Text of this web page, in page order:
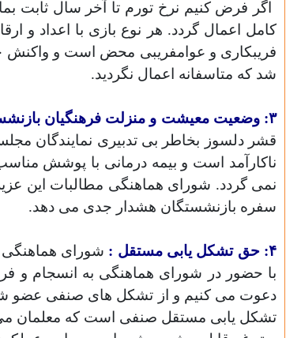
کامل اعمال گردد. هر نوع بازی با اعداد و
فریبکاری و عوامفریبی محض است و واکنش
شد که متاسفانه اعمال نگردید.
۳: وضعیت معیشت و منزلت فرهنگیان بازنشسته :
قشر دلسوز بخاطر بی تدبیری نمایندگان
ناکارآمد است و بیمه درمانی با پوشش
نمی گردد. شورای هماهنگی مطالبات این
سفره بازنشستگان هشدار جدی می دهد.
۴: حق تشکل یابی مستقل :
شورای هماهنگی
با حضور در شورای هماهنگی به انسجام و
دعوت می کنیم و از تشکل های صنفی عضو
تشکل یابی مستقل صنفی است که معلمان